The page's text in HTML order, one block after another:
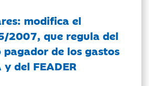
modifica el
2007, que regula del
de los gastos
y del FEADER